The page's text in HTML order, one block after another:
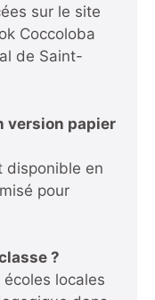
sur le site
Coccoloba
de Saint-
version papier
disponible en
pour
?
locales